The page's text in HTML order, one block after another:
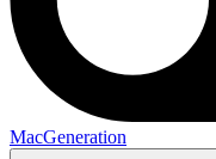
MacGeneration